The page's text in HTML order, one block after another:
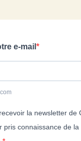
e-mail
la newsletter de
pris connaissance de la